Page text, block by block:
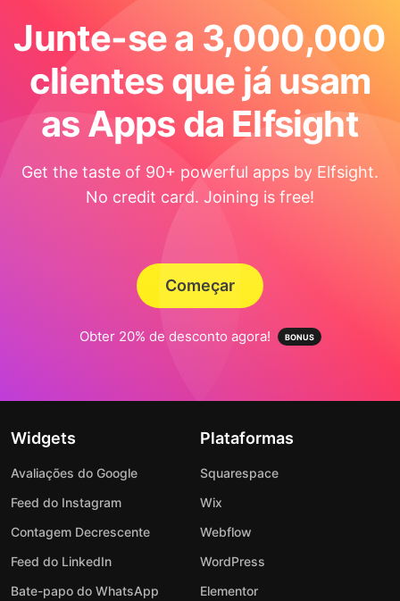
Junte-se a 3,000,000
clientes que já usam
as Apps da Elfsight
Get the taste of 90+ powerful apps by Elfsight.
No credit card. Joining is free!
Começar
Obter 20% de desconto agora!
Widgets
Avaliações do Google
Feed do Instagram
Contagem Decrescente
Feed do LinkedIn
Bate-papo do WhatsApp
Plataformas
Squarespace
Wix
Webflow
WordPress
Elementor